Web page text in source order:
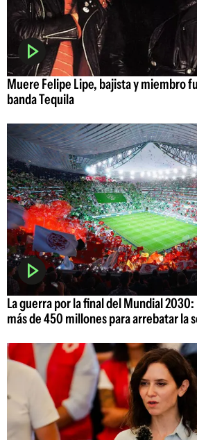
Muere Felipe Lipe, bajista y miembro
banda Tequila
La guerra por la final del Mundial
más de 450 millones para arrebatar la